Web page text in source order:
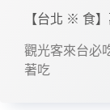
【台北 ※ 食
觀光客來台必
著吃